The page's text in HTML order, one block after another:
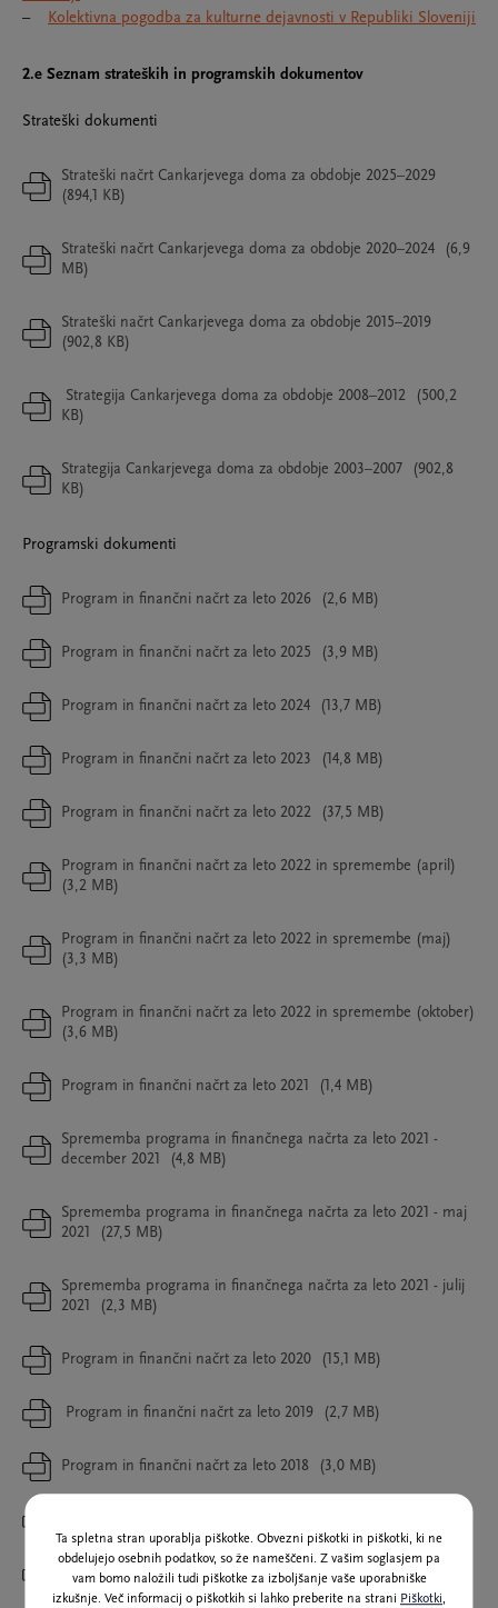
– Kolektivna pogodba za kulturne dejavnosti v Republiki Sloveniji
2.e Seznam strateških in programskih dokumentov
Strateški dokumenti
Strateški načrt Cankarjevega doma za obdobje 2025–2029
(894,1 KB)
Strateški načrt Cankarjevega doma za obdobje 2020–2024
(6,9
MB)
Strateški načrt Cankarjevega doma za obdobje 2015–2019
(902,8 KB)
Strategija Cankarjevega doma za obdobje 2008–2012
(500,2
KB)
Strategija Cankarjevega doma za obdobje 2003–2007
(902,8
KB)
Programski dokumenti
Program in finančni načrt za leto 2026 (2,6 MB)
Program in finančni načrt za leto 2025 (3,9 MB)
Program in finančni načrt za leto 2024 (13,7 MB)
Program in finančni načrt za leto 2023 (14,8 MB)
Program in finančni načrt za leto 2022 (37,5 MB)
Program in finančni načrt za leto 2022 in spremembe (april)
(3,2 MB)
Program in finančni načrt za leto 2022 in spremembe (maj)
(3,3 MB)
Program in finančni načrt za leto 2022 in spremembe (oktober)
(3,6 MB)
Program in finančni načrt za leto 2021 (1,4 MB)
Sprememba programa in finančnega načrta za leto 2021 -
december 2021
(4,8 MB)
Sprememba programa in finančnega načrta za leto 2021 - maj
2021
(27,5 MB)
Sprememba programa in finančnega načrta za leto 2021 - julij
2021
(2,3 MB)
Program in finančni načrt za leto 2020 (15,1 MB)
Program in finančni načrt za leto 2019 (2,7 MB)
Program in finančni načrt za leto 2018 (3,0 MB)
Program in finančni načrt za leto 2016 (2,1 MB)
Ta spletna stran uporablja piškotke. Obvezni piškotki in piškotki, ki ne
obdelujejo osebnih podatkov, so že nameščeni. Z vašim soglasjem pa
vam bomo naložili tudi piškotke za izboljšanje vaše uporabniške
izkušnje. Več informacij o piškotkih si lahko preberite na strani Piškotki,